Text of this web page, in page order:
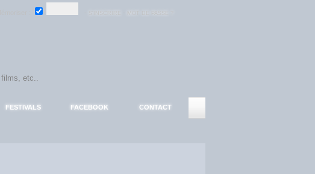
FESTIVALS FACEBOOK CONTACT